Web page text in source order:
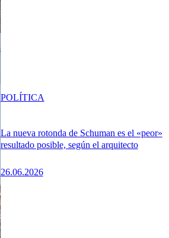
La nueva rotonda de Schuman es el «peor»
resultado posible, según el arquitecto
26.06.2026
POLÍTICA